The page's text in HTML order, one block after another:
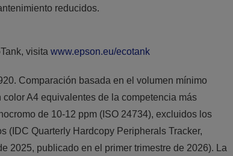
reducidos.
visita www.epson.eu/ecotank
Comparación basada en el volumen mínimo
A4 equivalentes de la competencia más
de 10-12 ppm (ISO 24734), excluidos los
(IDC Quarterly Hardcopy Peripherals Tracker,
2025, publicado en el primer trimestre de 2026). La